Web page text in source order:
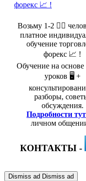
Возьму 1-2 🤵‍♂️
платное
обучение
форекс 📈 !
Обучение на основе
уроков 🖥️ +
разборы,
обсуждения.
Подробности тут
личном
КОНТАКТЫ -
Dismiss ad Dismiss ad